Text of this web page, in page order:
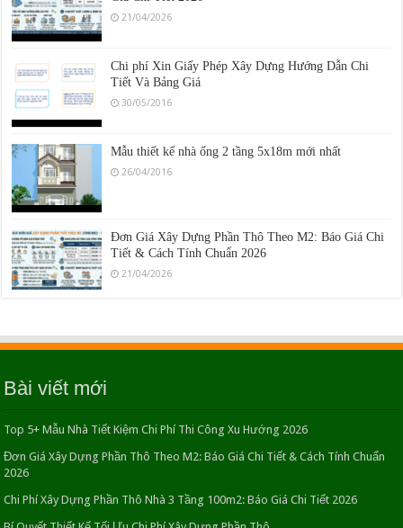
30/05/2016
21/04/2026
Một số mẫu thiết kế nhà đẹp hiện đại nhất
Bài viết mới
Top 5+ Mẫu Nhà Tiết Kiệm Chi Phí Thi Công Xu Hướng 2026
Đơn Giá Xây Dựng Phần Thô Theo M2: Báo Giá Chi Tiết & Cách Tính Chuẩn
2026
Chi Phí Xây Dựng Phần Thô Nhà 3 Tầng 100m2: Báo Giá Chi Tiết 2026